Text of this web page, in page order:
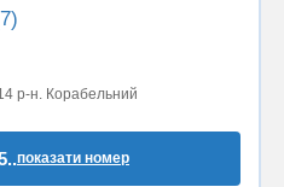
р-н. Корабельний
показати номер